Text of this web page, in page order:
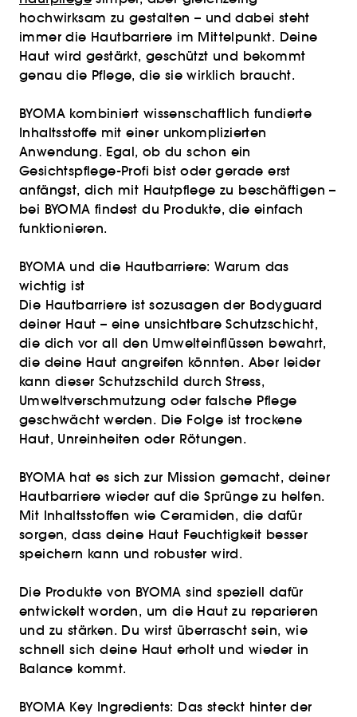
hochwirksam zu gestalten – und dabei steht
immer die Hautbarriere im Mittelpunkt. Deine
Haut wird gestärkt, geschützt und bekommt
genau die Pflege, die sie wirklich braucht.
BYOMA kombiniert wissenschaftlich fundierte
Inhaltsstoffe mit einer unkomplizierten
Anwendung. Egal, ob du schon ein
Gesichtspflege-Profi bist oder gerade erst
anfängst, dich mit Hautpflege zu beschäftigen –
bei BYOMA findest du Produkte, die einfach
funktionieren.
BYOMA und die Hautbarriere: Warum das
wichtig ist
Die Hautbarriere ist sozusagen der Bodyguard
deiner Haut – eine unsichtbare Schutzschicht,
die dich vor all den Umwelteinflüssen bewahrt,
die deine Haut angreifen könnten. Aber leider
kann dieser Schutzschild durch Stress,
Umweltverschmutzung oder falsche Pflege
geschwächt werden. Die Folge ist trockene
Haut, Unreinheiten oder Rötungen.
BYOMA hat es sich zur Mission gemacht, deiner
Hautbarriere wieder auf die Sprünge zu helfen.
Mit Inhaltsstoffen wie Ceramiden, die dafür
sorgen, dass deine Haut Feuchtigkeit besser
speichern kann und robuster wird.
Die Produkte von BYOMA sind speziell dafür
entwickelt worden, um die Haut zu reparieren
und zu stärken. Du wirst überrascht sein, wie
schnell sich deine Haut erholt und wieder in
Balance kommt.
BYOMA Key Ingredients: Das steckt hinter der